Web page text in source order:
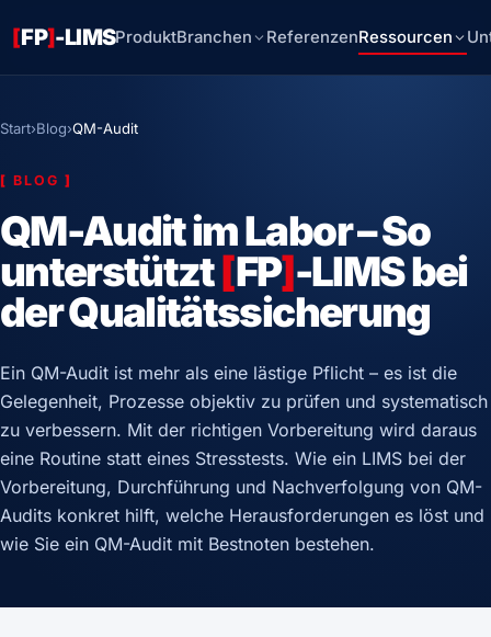
[FP]-LIMSProduktBranchen ReferenzenRessourcen
Start›Blog›QM-Audit
[ BLOG ]
QM-Audit im Labor – So
unterstützt[FP]-LIMS bei
der Qualitätssicherung
Ein QM-Audit ist mehr als eine lästige Pflicht – es ist die
Gelegenheit, Prozesse objektiv zu prüfen und systematisch
zu verbessern. Mit der richtigen Vorbereitung wird daraus
eine Routine statt eines Stresstests. Wie ein LIMS bei der
Vorbereitung, Durchführung und Nachverfolgung von QM-
Audits konkret hilft, welche Herausforderungen es löst und
wie Sie ein QM-Audit mit Bestnoten bestehen.